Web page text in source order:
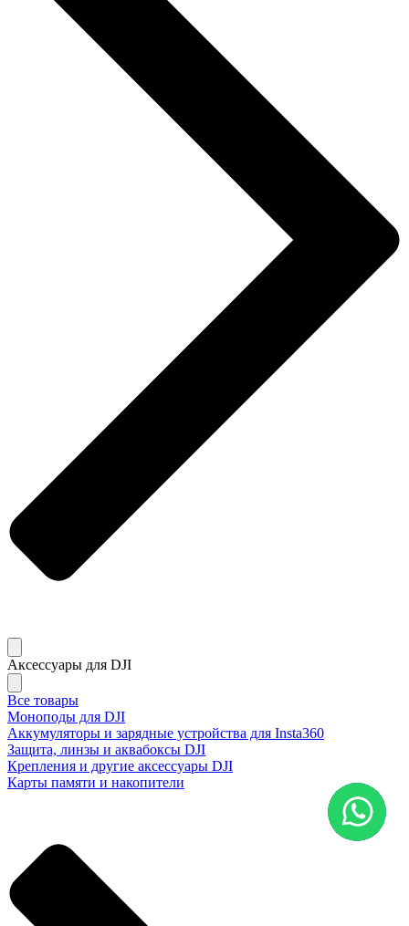
Аксессуары для DJI
Все товары
Моноподы для DJI
Аккумуляторы и зарядные устройства для Insta360
Защита, линзы и аквабоксы DJI
Крепления и другие аксессуары DJI
Карты памяти и накопители